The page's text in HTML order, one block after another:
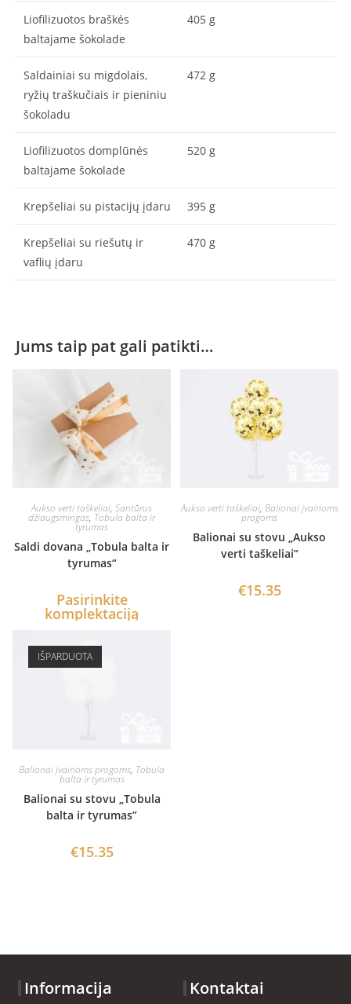
Liofilizuotos braškės
baltajame šokolade
405 g
Saldainiai su migdolais,
ryžių traškučiais ir pieniniu
šokoladu
472 g
Liofilizuotos domplūnės
baltajame šokolade
520 g
Krepšeliai su pistacijų įdaru 395 g
Krepšeliai su riešutų ir
vaflių įdaru
470 g
Jums taip pat gali patikti…
Aukso verti taškeliai, Santūrus
džiaugsmingas, Tobula balta ir
tyrumas
Saldi dovana „Tobula balta ir
tyrumas“
Pasirinkite
komplektaciją
Aukso verti taškeliai, Balionai įvairioms
progoms
Balionai su stovu „Aukso
verti taškeliai”
€15.35
IŠPARDUOTA
Balionai įvairioms progoms, Tobula
balta ir tyrumas
Balionai su stovu „Tobula
balta ir tyrumas”
€15.35
Informacija Kontaktai